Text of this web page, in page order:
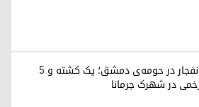
انفجار در حومه‌ی دمشق؛ یک کشته و ۵
در شهرک جرمانا